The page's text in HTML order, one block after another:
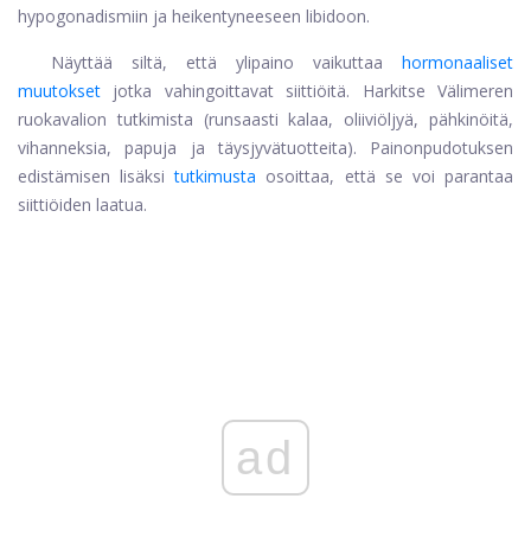
hypogonadismiin ja heikentyneeseen libidoon.
Näyttää siltä, ​​että ylipaino vaikuttaa
hormonaaliset
muutokset jotka vahingoittavat siittiöitä. Harkitse Välimeren
ruokavalion tutkimista (runsaasti kalaa, oliiviöljyä, pähkinöitä,
vihanneksia, papuja ja täysjyvätuotteita). Painonpudotuksen
edistämisen lisäksi tutkimusta osoittaa, että se voi parantaa
siittiöiden laatua.
ad